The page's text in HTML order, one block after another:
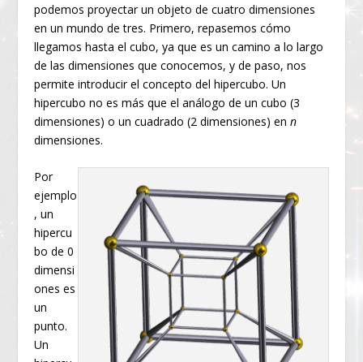
podemos proyectar un objeto de cuatro dimensiones
en un mundo de tres. Primero, repasemos cómo
llegamos hasta el cubo, ya que es un camino a lo largo
de las dimensiones que conocemos, y de paso, nos
permite introducir el concepto del hipercubo. Un
hipercubo no es más que el análogo de un cubo (3
dimensiones) o un cuadrado (2 dimensiones) enn
dimensiones.
Por
ejemplo
, un
hipercu
bo de 0
dimensi
ones es
un
punto.
Un